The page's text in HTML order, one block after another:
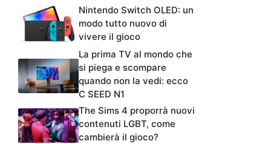
Nintendo Switch OLED: un
modo tutto nuovo di
vivere il gioco
La prima TV al mondo che
si piega e scompare
quando non la vedi: ecco
C SEED N1
The Sims 4 proporrà nuovi
contenuti LGBT, come
cambierà il gioco?